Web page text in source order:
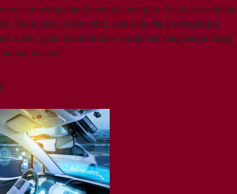
menghadapi beberapa tantangan. Salah satu kendala
Hujan deras, kabut tebal, atau salju dapat mengurangi
waktu nyata membutuhkan komputasi yang sangat tinggi.
tersebut.